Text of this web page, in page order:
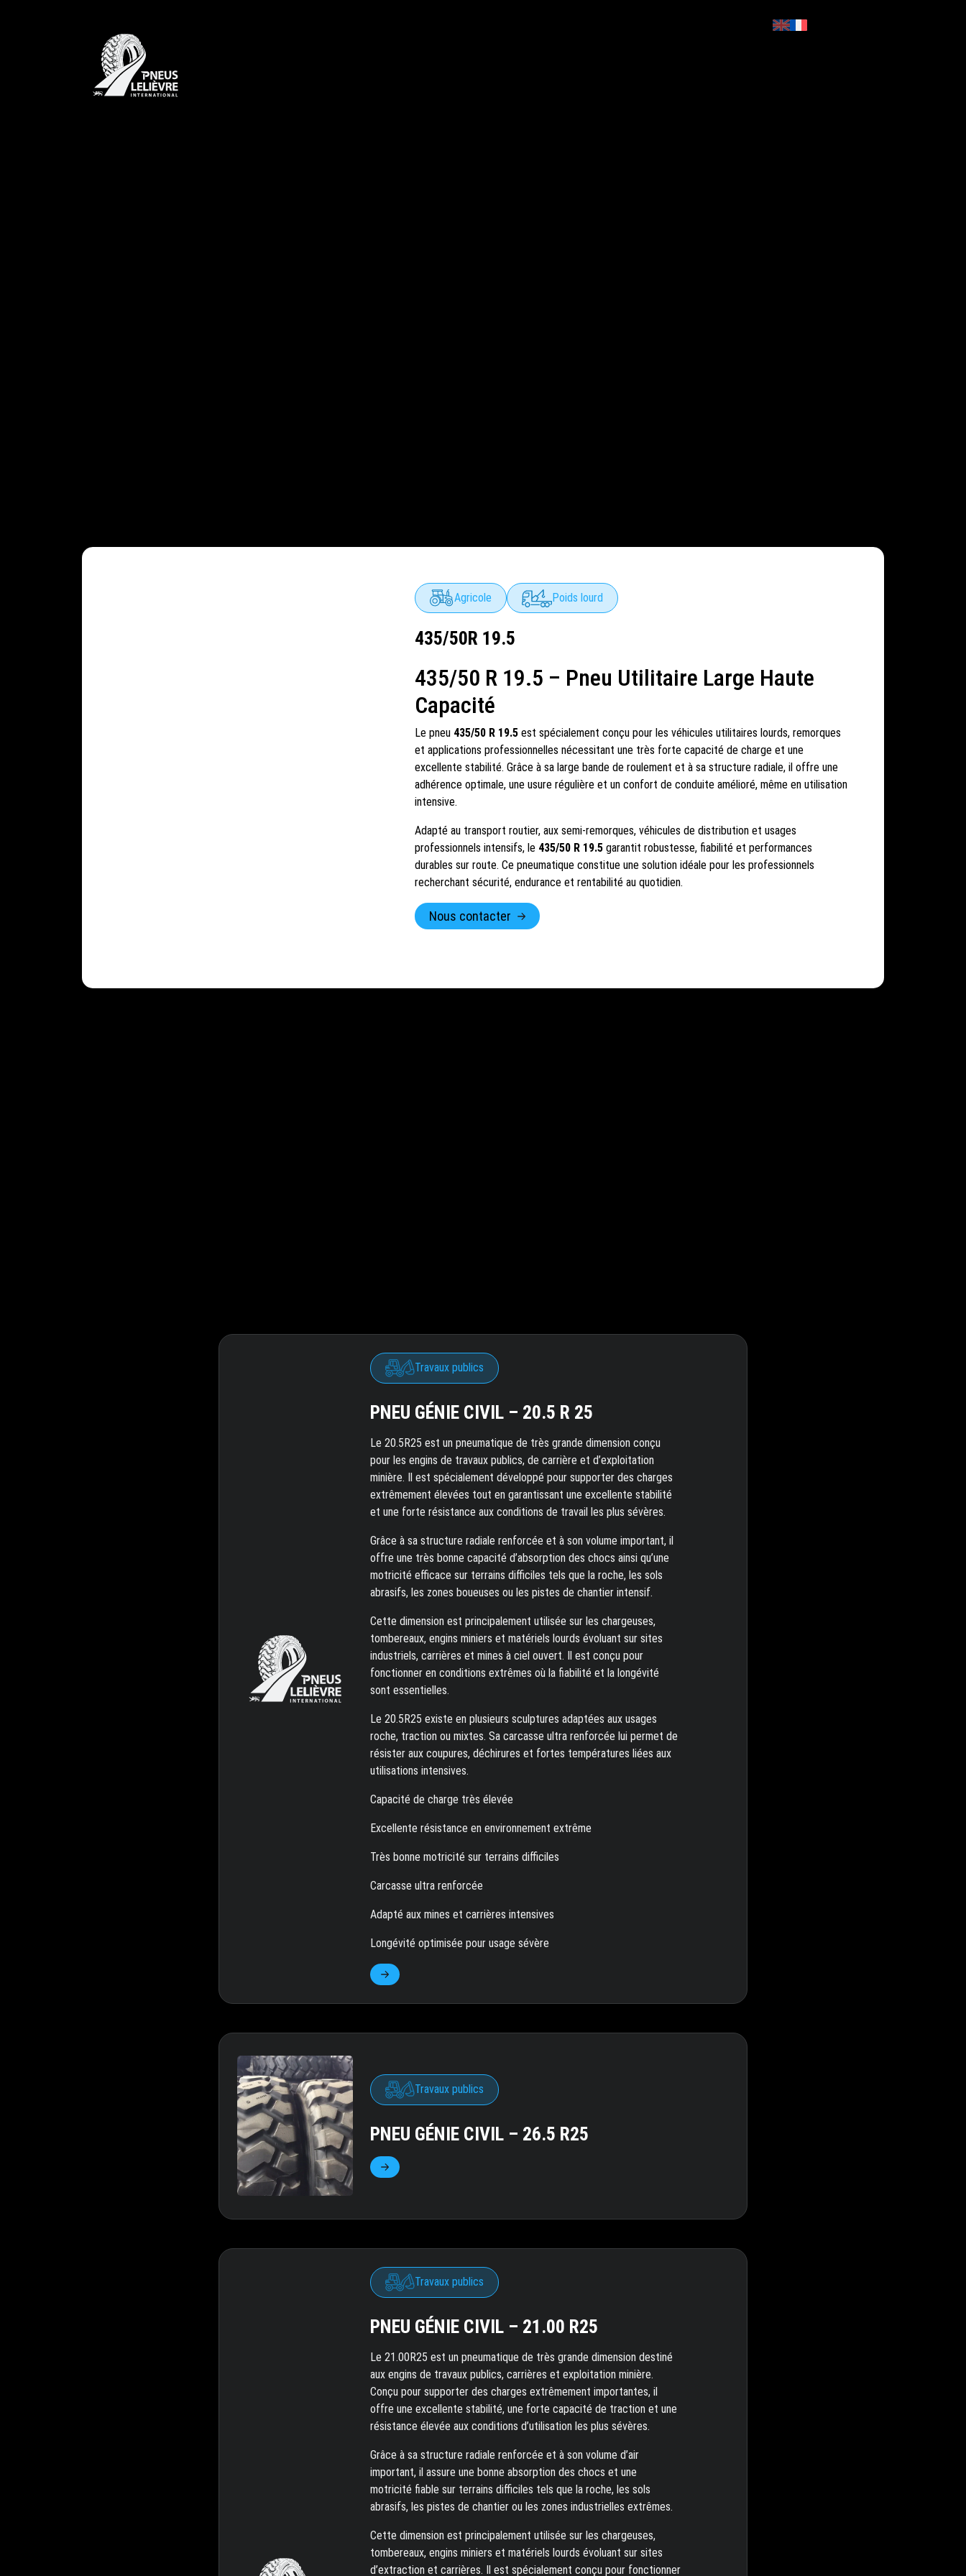
Agricole Poids lourd
435/50R 19.5
435/50 R 19.5 – Pneu Utilitaire Large Haute
Capacité
Le pneu 435/50 R 19.5 est spécialement conçu pour les véhicules utilitaires lourds, remorques
et applications professionnelles nécessitant une très forte capacité de charge et une
excellente stabilité. Grâce à sa large bande de roulement et à sa structure radiale, il offre une
adhérence optimale, une usure régulière et un confort de conduite amélioré, même en utilisation
intensive.
Adapté au transport routier, aux semi-remorques, véhicules de distribution et usages
professionnels intensifs, le 435/50 R 19.5 garantit robustesse, fiabilité et performances
durables sur route. Ce pneumatique constitue une solution idéale pour les professionnels
recherchant sécurité, endurance et rentabilité au quotidien.
Nous contacter
Travaux publics
PNEU GÉNIE CIVIL – 20.5 R 25
Le 20.5R25 est un pneumatique de très grande dimension conçu
pour les engins de travaux publics, de carrière et d’exploitation
minière. Il est spécialement développé pour supporter des charges
extrêmement élevées tout en garantissant une excellente stabilité
et une forte résistance aux conditions de travail les plus sévères.
Grâce à sa structure radiale renforcée et à son volume important, il
offre une très bonne capacité d’absorption des chocs ainsi qu’une
motricité efficace sur terrains difficiles tels que la roche, les sols
abrasifs, les zones boueuses ou les pistes de chantier intensif.
Cette dimension est principalement utilisée sur les chargeuses,
tombereaux, engins miniers et matériels lourds évoluant sur sites
industriels, carrières et mines à ciel ouvert. Il est conçu pour
fonctionner en conditions extrêmes où la fiabilité et la longévité
sont essentielles.
Le 20.5R25 existe en plusieurs sculptures adaptées aux usages
roche, traction ou mixtes. Sa carcasse ultra renforcée lui permet de
résister aux coupures, déchirures et fortes températures liées aux
utilisations intensives.
Capacité de charge très élevée
Excellente résistance en environnement extrême
Très bonne motricité sur terrains difficiles
Carcasse ultra renforcée
Adapté aux mines et carrières intensives
Longévité optimisée pour usage sévère
Travaux publics
PNEU GÉNIE CIVIL – 26.5 R25
Travaux publics
PNEU GÉNIE CIVIL – 21.00 R25
Le 21.00R25 est un pneumatique de très grande dimension destiné
aux engins de travaux publics, carrières et exploitation minière.
Conçu pour supporter des charges extrêmement importantes, il
offre une excellente stabilité, une forte capacité de traction et une
résistance élevée aux conditions d’utilisation les plus sévères.
Grâce à sa structure radiale renforcée et à son volume d’air
important, il assure une bonne absorption des chocs et une
motricité fiable sur terrains difficiles tels que la roche, les sols
abrasifs, les pistes de chantier ou les zones industrielles extrêmes.
Cette dimension est principalement utilisée sur les chargeuses,
tombereaux, engins miniers et matériels lourds évoluant sur sites
d’extraction et carrières. Il est spécialement conçu pour fonctionner